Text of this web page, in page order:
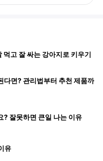
먹고 잘 싸는 강아지로 키우기
다면? 관리법부터 추천 제품까
? 잘못하면 큰일 나는 이유
유